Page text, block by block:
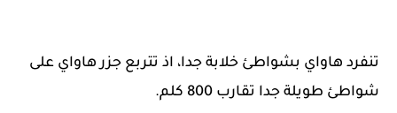
تنفرد هاواي بشواطئ خلابة جدا، اذ تتربع جزر هاواي على
شواطئ طويلة جدا تقارب 800 كلم.